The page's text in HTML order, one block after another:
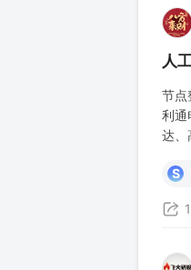
人
节点
利通
达
S
1